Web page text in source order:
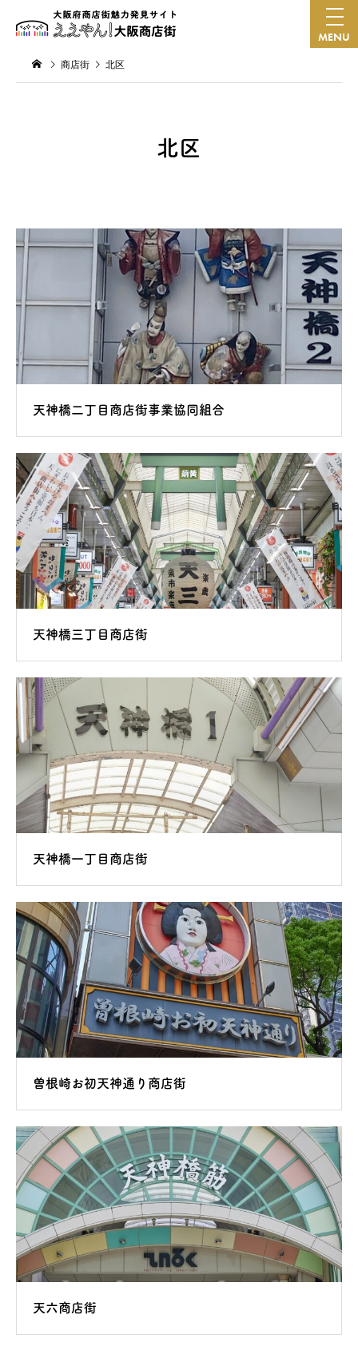
MENU
商店街 北区
北区
天神橋二丁目商店街事業協同組合
天神橋三丁目商店街
天神橋一丁目商店街
曽根崎お初天神通り商店街
天六商店街